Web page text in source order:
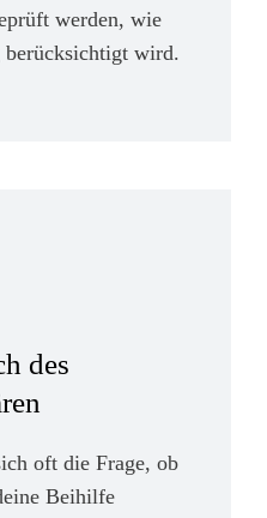
werden, wie
berücksichtigt wird.
des
oft die Frage, ob
Beihilfe